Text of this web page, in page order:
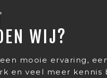
WIJ?
mooie ervaring,
en veel meer kennis